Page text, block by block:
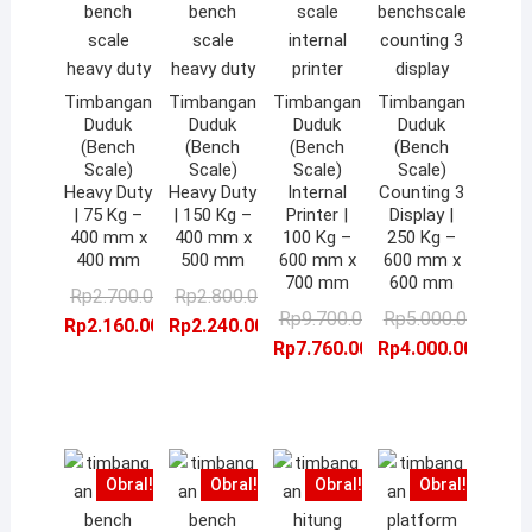
Timbangan
Duduk
(Bench
Scale)
Heavy Duty
| 75 Kg –
400 mm x
400 mm
Rp2.700.000,00Harga
aslinya
Rp2.160.000,00
Harga
saat
Timbangan
Duduk
(Bench
Scale)
Heavy Duty
| 150 Kg –
400 mm x
500 mm
Rp2.800.000,00Harga
aslinya
adalah:
Rp2.240.000,00
Harga
saat
ini
Timbangan
Duduk
(Bench
Scale)
Internal
Printer |
100 Kg –
600 mm x
700 mm
Rp9.700.000,00Harga
aslinya
Rp7.760.000,00
Harga
saat
Timbangan
Duduk
(Bench
Scale)
Counting 3
Display |
250 Kg –
600 mm x
600 mm
Rp5.000.000,00
Rp4.000.000,00
Obral! Obral! Obral! Obral!